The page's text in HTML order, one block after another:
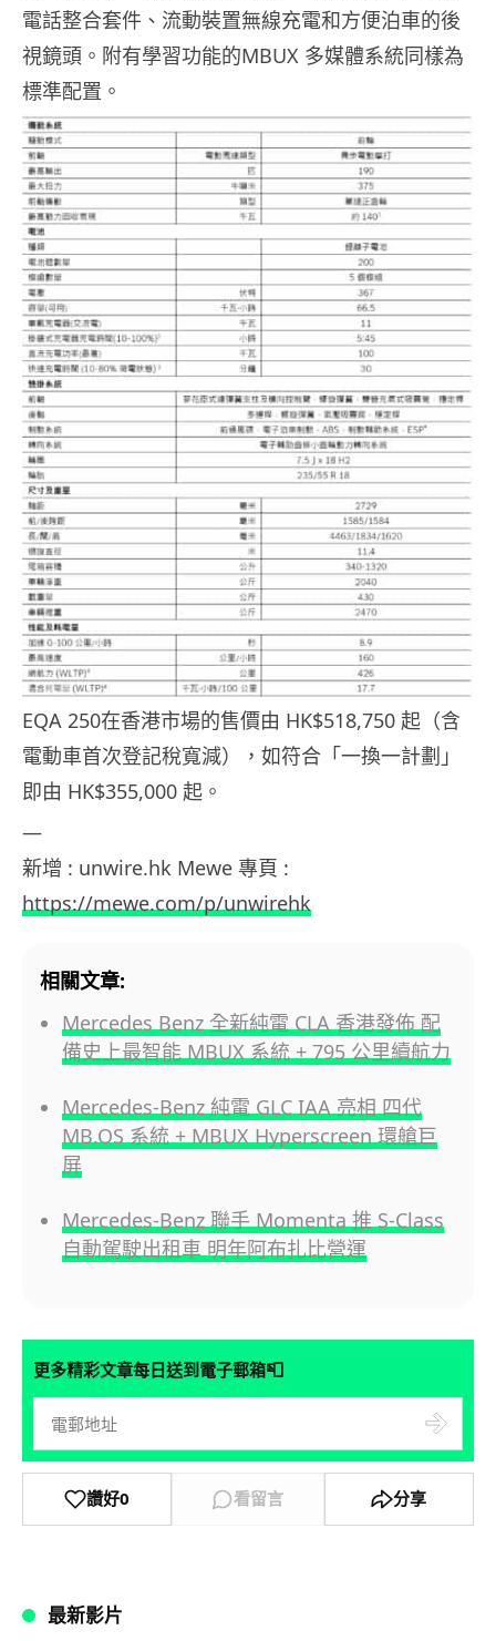
電話整合套件、流動裝置無線充電和方便泊車的後
視鏡頭。附有學習功能的MBUX 多媒體系統同樣為
標準配置。
EQA 250在香港市場的售價由 HK$518,750 起（含
電動車首次登記稅寬減），如符合「一換一計劃」
即由 HK$355,000 起。
—
新增 : unwire.hk Mewe 專頁 :
https://mewe.com/p/unwirehk
相關文章:
Mercedes Benz 全新純電 CLA 香港發佈 配
備史上最智能 MBUX 系統 + 795 公里續航力
Mercedes-Benz 純電 GLC IAA 亮相 四代
MB.OS 系統 + MBUX Hyperscreen 環艙巨
屏
Mercedes-Benz 聯手 Momenta 推 S-Class
自動駕駛出租車 明年阿布扎比營運
更多精彩文章每日送到電子郵箱📮
讚好0 看留言 分享
最新影片